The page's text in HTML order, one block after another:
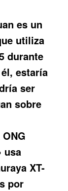
es un
utiliza
durante
estaría
ser
sobre
ONG
usa
XT-
por